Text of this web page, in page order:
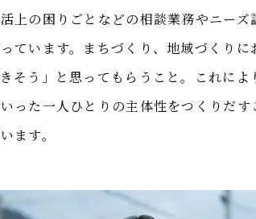
上の困りごとなどの相談業務やニー
ています。まちづくり、地域づくり
きそう」と思ってもらうこと。これに
った一人ひとりの主体性をつくりだ
ます。